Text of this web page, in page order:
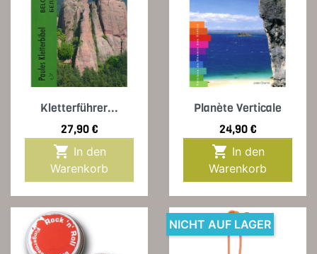
Kletterführer...
Preis
27,90 €

Warenkorb
Planète Verticale
Preis
24,90 €

Warenkorb
NICHT AUF LAGER